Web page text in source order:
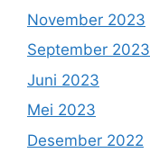
November 2023
September 2023
Juni 2023
Mei 2023
Desember 2022